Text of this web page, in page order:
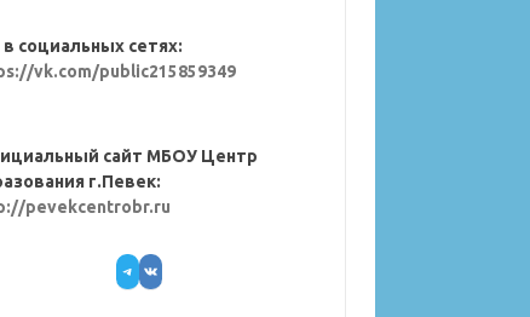
социальных сетях:
vk.com/public215859349
сайт МБОУ Центр
г.Певек:
pevekcentrobr.ru
Telegram
VK